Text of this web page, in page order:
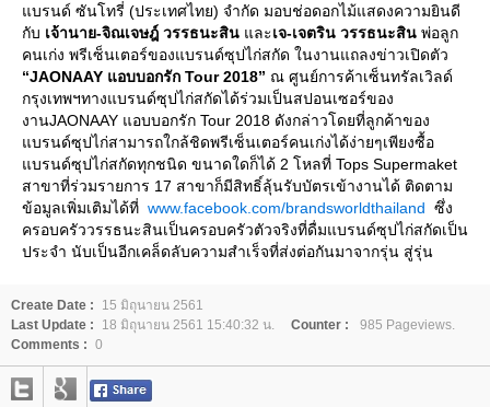
บรนด์ ซันโทรี่ (ประเทศไทย) จำกัด มอบช่อดอกไม้แสดงความยินดี
กับ เจ้านาย-จิณเจษฎ์ วรรธนะสิน ละเจ-เจตริน วรรธนะสิน พ่อลูก
คนเก่ง พรีเซ็นเตอร์ของแบรนด์ซุปไก่สกัด ในงานแถลงข่าวเปิดตัว
“JAONAAY แอบบอกรัก Tour 2018” ณ ศูนย์การค้าเซ็นทรัลเวิลด์
กรุงเทพฯทางแบรนด์ซุปไก่สกัดได้ร่วมเป็นสปอนเซอร์ของ
งานJAONAAY แอบบอกรัก Tour 2018 ดังกล่าวโดยที่ลูกค้าของ
บรนด์ซุปไก่สามารถใกล้ชิดพรีเซ็นเตอร์คนเก่งได้ง่ายๆเพียงซื้อ
บรนด์ซุปไก่สกัดทุกชนิด ขนาดใดก็ได้ 2 โหลที่ Tops Supermaket
สาขาที่ร่วมรายการ 17 สาขาก็มีสิทธิ์ลุ้นรับบัตรเข้างานได้ ติดตาม
ข้อมูลเพิ่มเติมได้ที่ www.facebook.com/brandsworldthailand ซึ่ง
ครอบครัววรรธนะสินเป็นครอบครัวตัวจริงที่ดื่มแบรนด์ซุปไก่สกัดเป็น
ประจำ นับเป็นอีกเคล็ดลับความสำเร็จที่ส่งต่อกันมาจากรุ่น สู่รุ่น
Create Date :
15 มิถุนายน 2561
Last Update :
18 มิถุนายน 2561 15:40:32 น. Counter :
985 Pageviews.
Comments : 0